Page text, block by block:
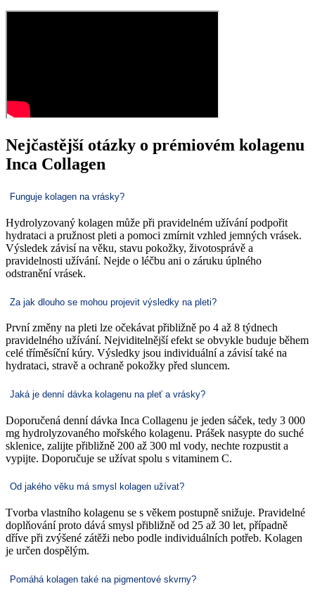
Nejčastější otázky o prémiovém kolagenu
Inca Collagen
Funguje kolagen na vrásky?
Hydrolyzovaný kolagen může při pravidelném užívání podpořit
hydrataci a pružnost pleti a pomoci zmírnit vzhled jemných vrásek.
Výsledek závisí na věku, stavu pokožky, životosprávě a
pravidelnosti užívání. Nejde o léčbu ani o záruku úplného
odstranění vrásek.
Za jak dlouho se mohou projevit výsledky na pleti?
První změny na pleti lze očekávat přibližně po 4 až 8 týdnech
pravidelného užívání. Nejviditelnější efekt se obvykle buduje během
celé tříměsíční kúry. Výsledky jsou individuální a závisí také na
hydrataci, stravě a ochraně pokožky před sluncem.
Jaká je denní dávka kolagenu na pleť a vrásky?
Doporučená denní dávka Inca Collagenu je jeden sáček, tedy 3 000
mg hydrolyzovaného mořského kolagenu. Prášek nasypte do suché
sklenice, zalijte přibližně 200 až 300 ml vody, nechte rozpustit a
vypijte. Doporučuje se užívat spolu s vitaminem C.
Od jakého věku má smysl kolagen užívat?
Tvorba vlastního kolagenu se s věkem postupně snižuje. Pravidelné
doplňování proto dává smysl přibližně od 25 až 30 let, případně
dříve při zvýšené zátěži nebo podle individuálních potřeb. Kolagen
je určen dospělým.
Pomáhá kolagen také na pigmentové skvrny?